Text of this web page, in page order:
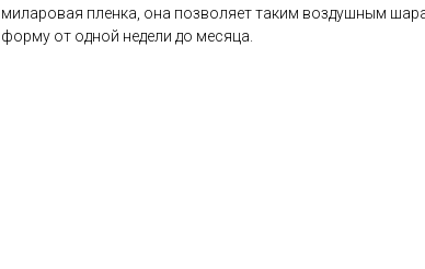
миларовая пленка, она позволяет таким воздушным
форму от одной недели до месяца.